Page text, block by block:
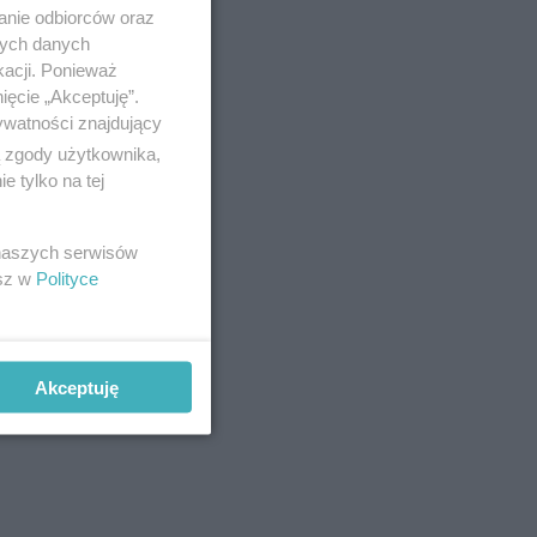
odbiorców oraz
danych
Ponieważ
„Akceptuję”.
znajdujący
użytkownika,
tylko na tej
serwisów
w Polityce
Akceptuję